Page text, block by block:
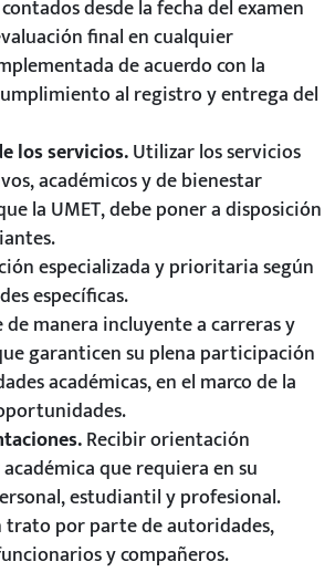
desde la fecha del examen
final en cualquier
de acuerdo con la
al registro y entrega del
los servicios.Utilizar los servicios
académicos y de bienestar
la UMET, debe poner a disposición
especializada y prioritaria según
específicas.
manera incluyente a carreras y
garanticen su plena participación
académicas, en el marco de la
Recibir orientación
que requiera en su
estudiantil y profesional.
trato por parte de autoridades,
y compañeros.